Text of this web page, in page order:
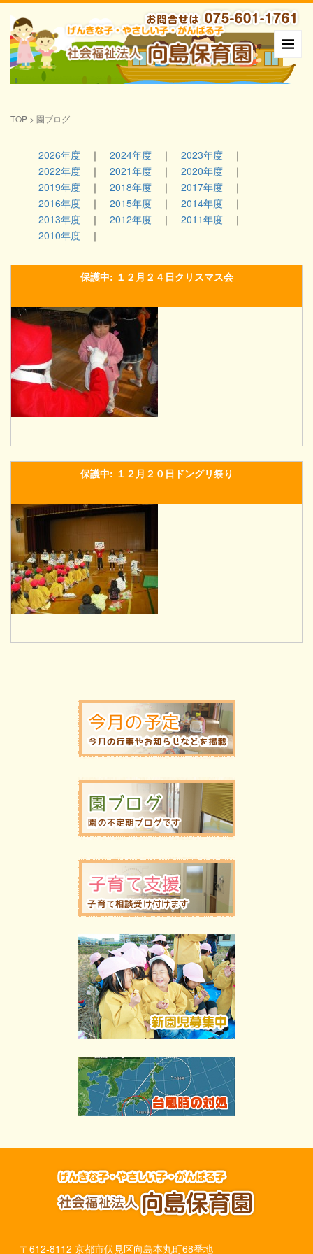
TOP > 園ブログ
2026年度 2024年度
2023年度
2022年度
2021年度
2020年度
2019年度
2018年度
2017年度
2016年度
2015年度
2014年度
2013年度
2012年度
2011年度
2010年度
保護中: １２月２４日クリスマス会
保護中: １２月２０日ドングリ祭り
〒612-8112 京都市伏見区向島本丸町68番地